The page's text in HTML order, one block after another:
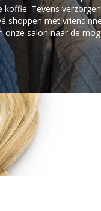
koffie. Tevens
shoppen met
salon naar de